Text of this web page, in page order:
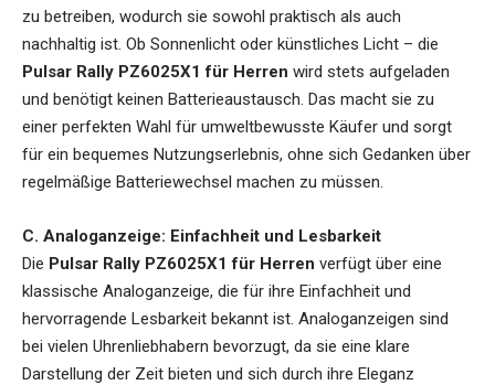
zu betreiben, wodurch sie sowohl praktisch als auch
nachhaltig ist. Ob Sonnenlicht oder künstliches Licht – die
Pulsar Rally PZ6025X1 für Herren wird stets aufgeladen
und benötigt keinen Batterieaustausch. Das macht sie zu
einer perfekten Wahl für umweltbewusste Käufer und sorgt
für ein bequemes Nutzungserlebnis, ohne sich Gedanken über
regelmäßige Batteriewechsel machen zu müssen.
C. Analoganzeige: Einfachheit und Lesbarkeit
Die Pulsar Rally PZ6025X1 für Herren verfügt über eine
klassische Analoganzeige, die für ihre Einfachheit und
hervorragende Lesbarkeit bekannt ist. Analoganzeigen sind
bei vielen Uhrenliebhabern bevorzugt, da sie eine klare
Darstellung der Zeit bieten und sich durch ihre Eleganz